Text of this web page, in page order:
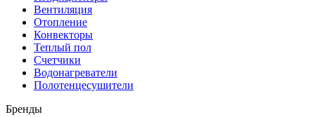
Вентиляция
Отопление
Конвекторы
Теплый пол
Счетчики
Водонагреватели
Полотенцесушители
Бренды